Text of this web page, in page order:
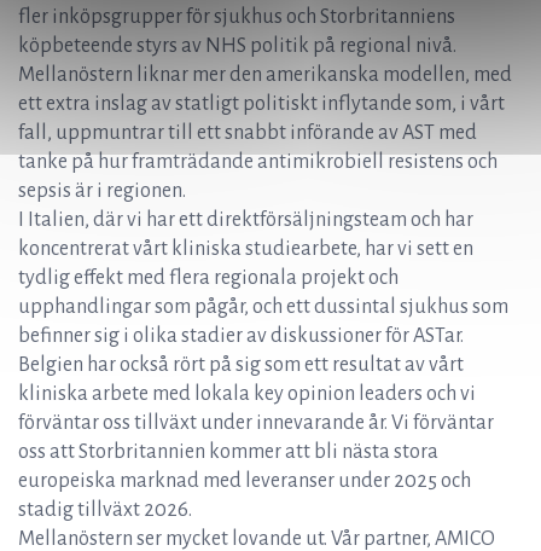
fler inköpsgrupper för sjukhus och Storbritanniens
köpbeteende styrs av NHS politik på regional nivå.
Mellanöstern liknar mer den amerikanska modellen, med
ett extra inslag av statligt politiskt inflytande som, i vårt
fall, uppmuntrar till ett snabbt införande av AST med
tanke på hur framträdande antimikrobiell resistens och
sepsis är i regionen.
I Italien, där vi har ett direktförsäljningsteam och har
koncentrerat vårt kliniska studiearbete, har vi sett en
tydlig effekt med flera regionala projekt och
upphandlingar som pågår, och ett dussintal sjukhus som
befinner sig i olika stadier av diskussioner för ASTar.
Belgien har också rört på sig som ett resultat av vårt
kliniska arbete med lokala key opinion leaders och vi
förväntar oss tillväxt under innevarande år. Vi förväntar
oss att Storbritannien kommer att bli nästa stora
europeiska marknad med leveranser under 2025 och
stadig tillväxt 2026.
Mellanöstern ser mycket lovande ut. Vår partner, AMICO